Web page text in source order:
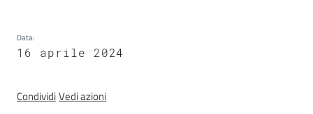
e
o
a
Data:
16 aprile 2024
CondividiVedi azioni